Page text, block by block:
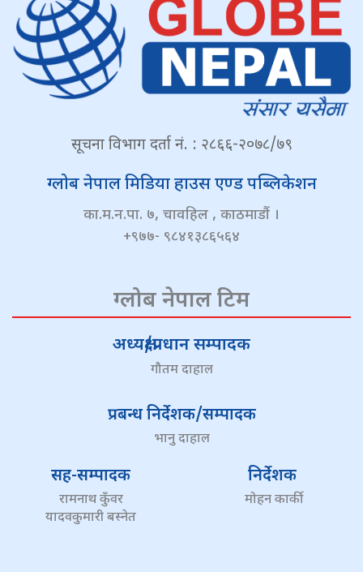
सूचना विभाग दर्ता नं. : २८६६-२०७८/७९
ग्लोब नेपाल मिडिया हाउस एण्ड पब्लिकेशन
का.म.न.पा. ७, चावहिल , काठमाडौं ।
+९७७- ९८४१३८६५६४
ग्लोब नेपाल टिम
अध्यक्ष/प्रधान सम्पादक
गौतम दाहाल
प्रबन्ध निर्देशक/सम्पादक
भानु दाहाल
सह-सम्पादक
रामनाथ कुँवर
यादवकुमारी बस्नेत
निर्देशक
मोहन कार्की